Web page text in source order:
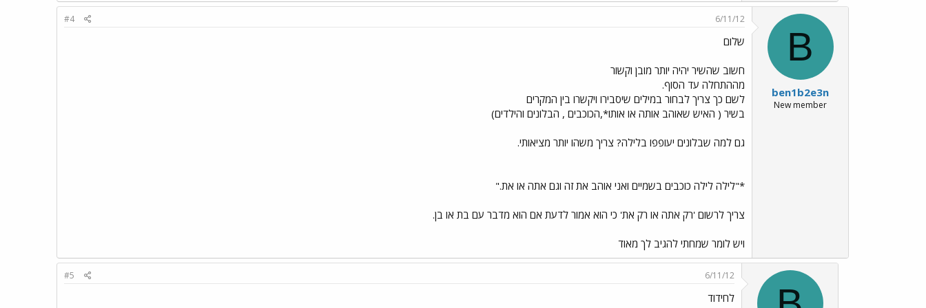
B
ben1b2e3n
New member
6/11/12
#4
שלום
חשוב שהשיר יהיה יותר מובן וקשור
מההתחלה עד הסוף.
לשם כך צריך לבחור במילים שיסבירו ויקשרו בין המקרים
בשיר ( האיש שאוהב אותה או אותו*,הכוכבים , הבלונים והילדים)
גם למה שבלונים יעופפו בלילה? צריך משהו יותר מציאותי.
*"לילה לילה כוכבים בשמיים ואני אוהב את זה וגם אתה או את."
צריך לרשום 'רק אתה או רק את' כי הוא אמור לדעת אם הוא מדבר עם בת או בן.
ויש לומר שמחתי להגיב לך מאוד
6/11/12
#5
לחידוד